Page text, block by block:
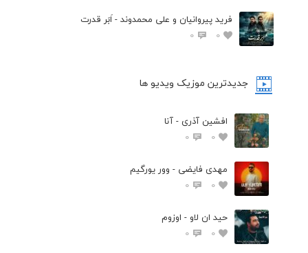
فرید پیروانیان و علی محمدوند - اَبَر قدرت
0
0
جدیدترین موزیک ویدیو ها
افشین آذری - آنا
0
0
مهدی فایضی - وور یورگیم
0
0
حید ان لاو - اوزوم
0
0